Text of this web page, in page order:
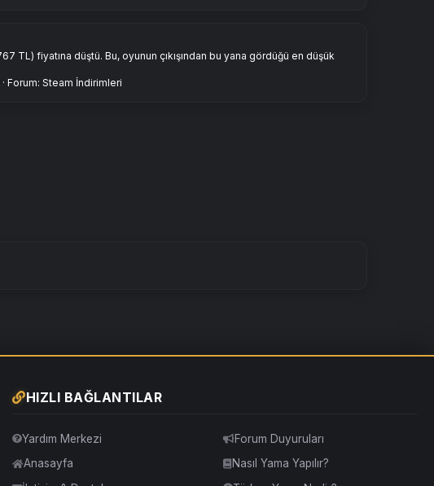
TL) fiyatına düştü. Bu, oyunun çıkışından bu yana gördüğü en düşük
Forum: Steam İndirimleri
HIZLI BAĞLANTILAR
Yardım Merkezi
Anasayfa
Forum Duyuruları
Nasıl Yama Yapılır?